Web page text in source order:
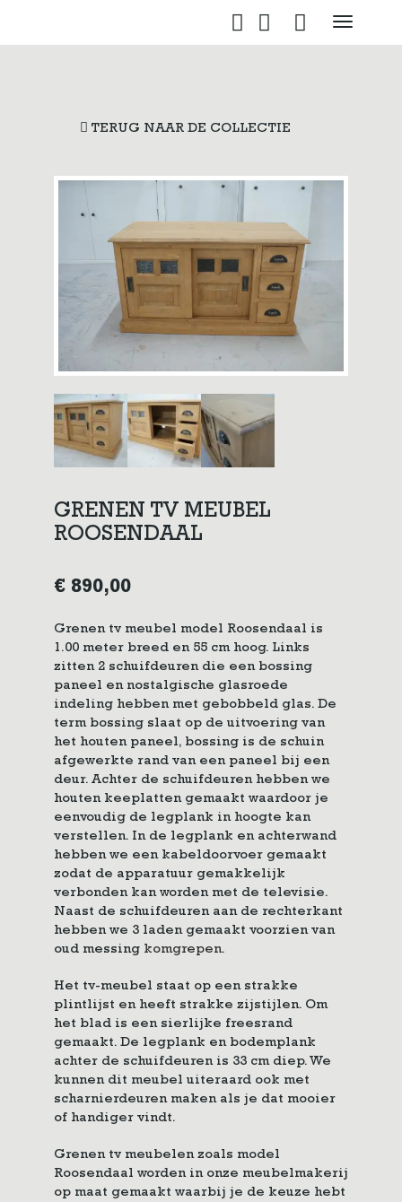
Toggle
TERUG NAAR DE COLLECTIE
GRENEN TV MEUBEL
ROOSENDAAL
€ 890,00
Grenen tv meubel model Roosendaal is
1.00 meter breed en 55 cm hoog. Links
zitten 2 schuifdeuren die een bossing
paneel en nostalgische glasroede
indeling hebben met gebobbeld glas. De
term bossing slaat op de uitvoering van
het houten paneel, bossing is de schuin
afgewerkte rand van een paneel bij een
deur. Achter de schuifdeuren hebben we
houten keeplatten gemaakt waardoor je
eenvoudig de legplank in hoogte kan
verstellen. In de legplank en achterwand
hebben we een kabeldoorvoer gemaakt
zodat de apparatuur gemakkelijk
verbonden kan worden met de televisie.
Naast de schuifdeuren aan de rechterkant
hebben we 3 laden gemaakt voorzien van
oud messing komgrepen.
Het tv-meubel staat op een strakke
plintlijst en heeft strakke zijstijlen. Om
het blad is een sierlijke freesrand
gemaakt. De legplank en bodemplank
achter de schuifdeuren is 33 cm diep. We
kunnen dit meubel uiteraard ook met
scharnierdeuren maken als je dat mooier
of handiger vindt.
Grenen tv meubelen zoals model
Roosendaal worden in onze meubelmakerij
op maat gemaakt waarbij je de keuze hebt